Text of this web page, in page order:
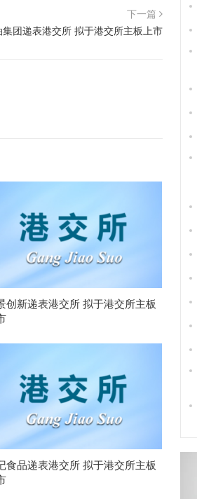
下一篇
团递表港交所 拟于港交所主板上市
创新递表港交所 拟于港交所主板
食品递表港交所 拟于港交所主板